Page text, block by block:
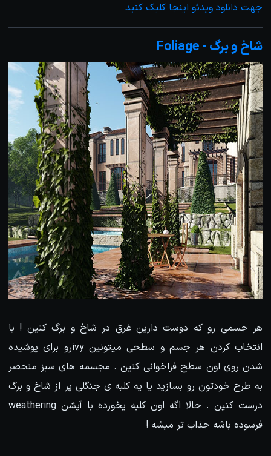
جهت دانلود ویدئو اینجا کلیک کنید
شاخ و برگ - Foliage
هر جسمی رو که دوست دارین غرق در شاخ و برگ کنین ! با
انتخاب کردن هر جسم و سطحی میتونین ivyرو برای پوشیده
شدن روی اون سطح فراخوانی کنین . مجسمه های سبز منحصر
به طرح خودتون رو بسازید یا یه کلبه ی جنگلی پر از شاخ و برگ
درست کنین . حالا اگه اون کلبه یخورده با آپشن weathering
فرسوده باشه جذاب تر میشه !